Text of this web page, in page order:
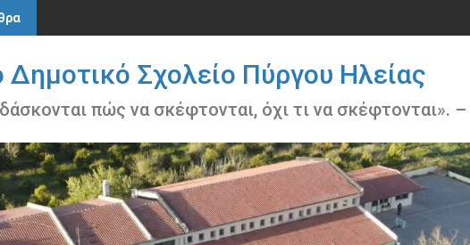
Δημοτικό Σχολείο Πύργου Ηλείας
πώς να σκέφτονται, όχι τι να σκέφτονται».